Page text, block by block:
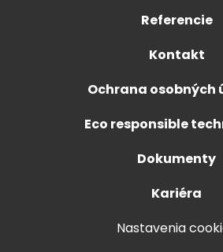
Referencie
Kontakt
Ochrana osobných
Eco responsible
Dokumenty
Kariéra
Nastavenia